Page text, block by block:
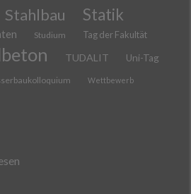
Stahlbau Statik
Studium Tag der Fakultät
TUDALIT Uni-Tag
Wettbewerb